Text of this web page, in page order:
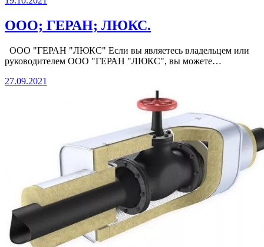
ООО; ГЕРАН; ЛЮКС.
ООО "ГЕРАН "ЛЮКС" Если вы являетесь владельцем или
руководителем ООО "ГЕРАН "ЛЮКС", вы можете…
27.09.2021